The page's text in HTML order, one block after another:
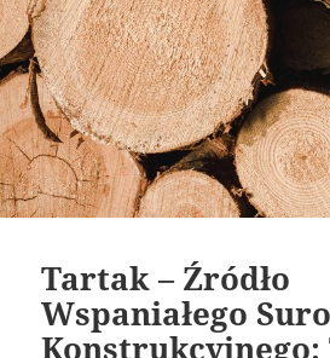
Tartak – Źródło
Wspaniałego
Konstrukcyjnego: